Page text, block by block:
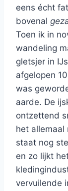
eens écht
bovenal
Toen ik in
wandeling
gletsjer in
afgelopen
was
aarde. De
ontzettend
het allemaal
staat nog
en zo lijkt
vervuilende